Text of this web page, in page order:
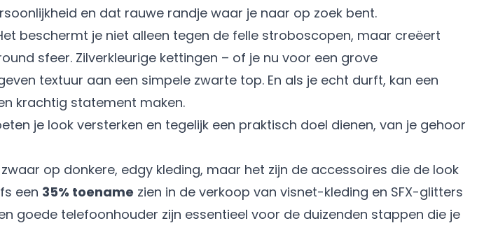
en dat rauwe randje waar je naar op zoek bent.
beschermt je niet alleen tegen de felle stroboscopen, maar creëert
sfeer. Zilverkleurige kettingen – of je nu voor een grove
textuur aan een simpele zwarte top. En als je echt durft, kan een
krachtig statement maken.
je look versterken en tegelijk een praktisch doel dienen, van je gehoor
op donkere, edgy kleding, maar het zijn de accessoires die de look
een 35% toename zien in de verkoop van visnet-kleding en SFX-glitters
goede telefoonhouder zijn essentieel voor de duizenden stappen die je